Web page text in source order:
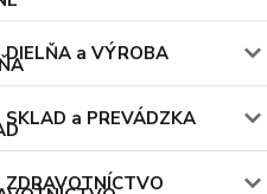
DIELŇA a VÝROBA
SKLAD a PREVÁDZKA
ZDRAVOTNÍCTVO